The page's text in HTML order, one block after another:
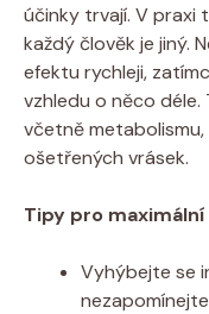
účinky trvají. ⁤V praxi
‍každý člověk je jiný.
⁣efektu rychleji,
vzhledu o ⁤něco
včetně
ošetřených vrásek.
Tipy pro
Vyhýbejte ⁢se‍